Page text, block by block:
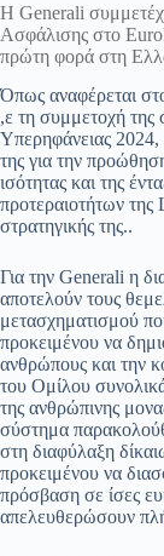
Η Generali
Ασφάλισης στο
πρώτη φορά στη
Όπως αναφέρεται
,ε τη συμμετοχή
Υπερηφάνειας 2024,
της για την
ισότητας και της
προτεραιοτήτων
στρατηγικής της..
Για την Generali η
αποτελούν τους
μετασχηματισμού
προκειμένου να
ανθρώπους και την
του Ομίλου
της ανθρώπινης
σύστημα
στη διαφύλαξη
προκειμένου να
πρόσβαση σε ίσες
απελευθερώσουν